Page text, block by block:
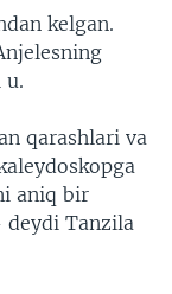
kelgan.
u.
qarashlari va
aniq bir
Tanzila